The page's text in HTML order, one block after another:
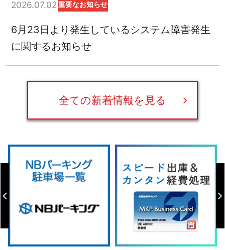
2026.07.02 重要なお知らせ
6月23日より発生しているシステム障害発生
に関するお知らせ
全ての新着情報を見る